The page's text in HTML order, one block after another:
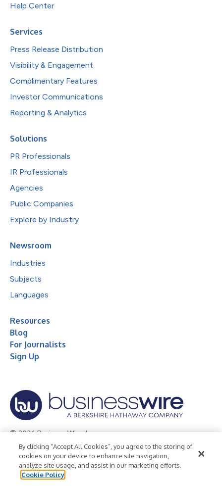
Help Center
Services
Press Release Distribution
Visibility & Engagement
Complimentary Features
Investor Communications
Reporting & Analytics
Solutions
PR Professionals
IR Professionals
Agencies
Public Companies
Explore by Industry
Newsroom
Industries
Subjects
Languages
Resources
Blog
For Journalists
Sign Up
© 2026 Business Wire, Inc.
Privacy Policy Cookie Policy
Accessibility Statement
Terms of Use
Legal
By clicking “Accept All Cookies”, you agree to the storing of
cookies on your device to enhance site navigation,
analyze site usage, and assist in our marketing efforts.
Cookie Policy